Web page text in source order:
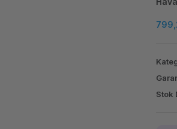
Stok